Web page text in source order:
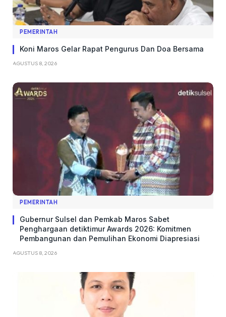
PEMERINTAH
Koni Maros Gelar Rapat Pengurus Dan Doa Bersama
AGUSTUS 8, 2026
PEMERINTAH
Gubernur Sulsel dan Pemkab Maros Sabet
Penghargaan detiktimur Awards 2026: Komitmen
Pembangunan dan Pemulihan Ekonomi Diapresiasi
AGUSTUS 8, 2026